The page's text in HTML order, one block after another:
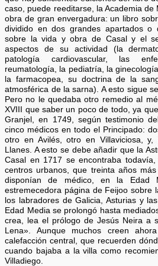
caso, puede reeditarse, la Academia de
obra de gran envergadura: un libro
dividido en dos grandes apartados o
sobre la vida y obra de Casal y el
aspectos de su actividad (la
patología cardiovascular, las
reumatología, la pediatría, la
la farmacopea, su doctrina de la
atmosférica de la sarna). A esto sigue
Pero no le quedaba otro remedio al
XVIII que saber un poco de todo, ya
Granjel, en 1749, según testimonio
cinco médicos en todo el Principado:
otro en Avilés, otro en Villaviciosa,
Llanes. A esto se debe añadir que la
Casal en 1717 se encontraba
centros urbanos, que treinta años
disponían de médico, en la Edad
estremecedora página de Feijoo sobre
los labradores de Galicia, Asturias y
Edad Media se prolongó hasta
crea, lea el prólogo de Jesús Neira a
Lena». Aunque muchos creen
calefacción central, que recuerden
cuando bajaba a la villa como
Villadiego.